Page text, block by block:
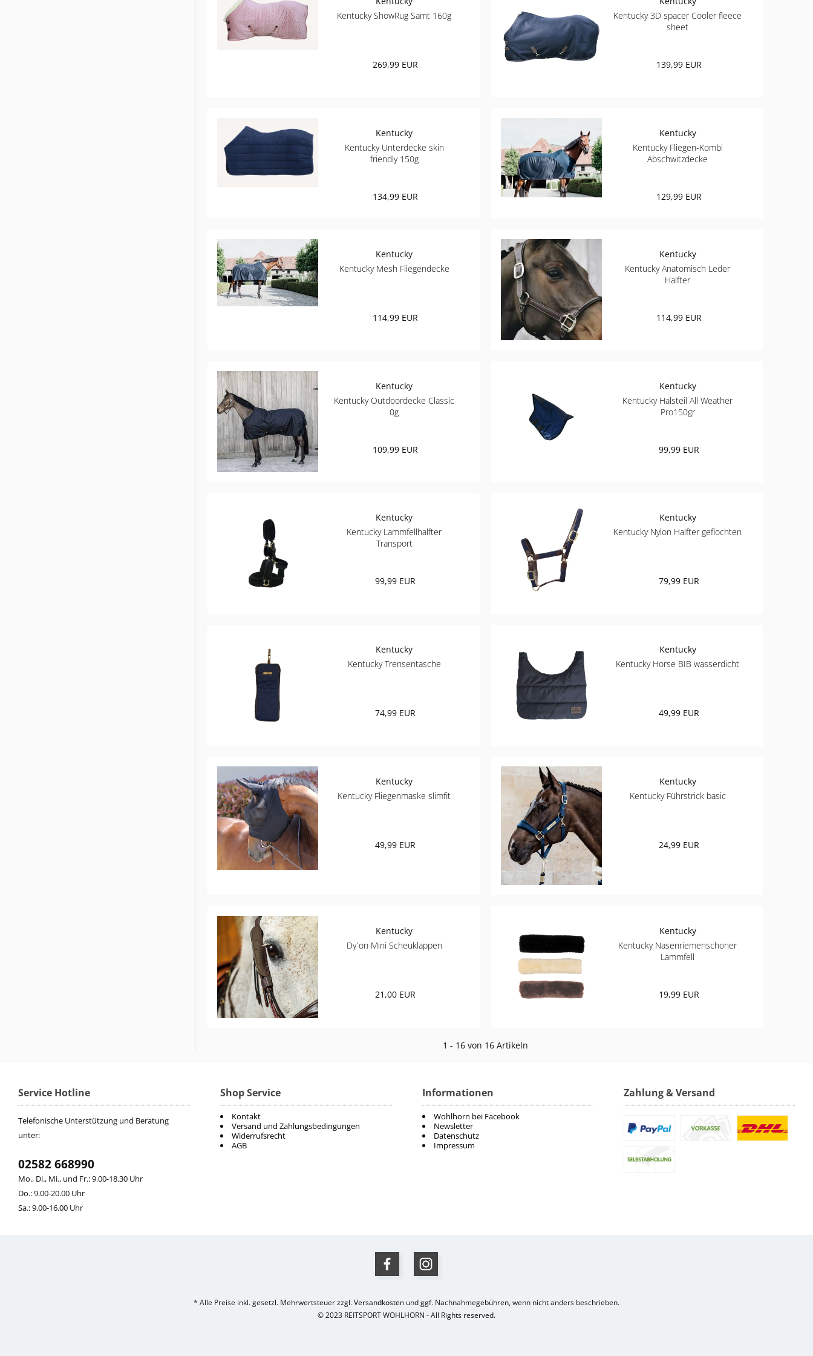
Kentucky ShowRug Samt 160g
269,99 EUR
Kentucky 3D spacer Cooler fleece
sheet
139,99 EUR
Kentucky
Kentucky Unterdecke skin
friendly 150g
134,99 EUR
Kentucky
Kentucky Fliegen-Kombi
Abschwitzdecke
129,99 EUR
Kentucky
Kentucky Mesh Fliegendecke
114,99 EUR
Kentucky
Kentucky Anatomisch Leder
Halfter
114,99 EUR
Kentucky
Kentucky Outdoordecke Classic
0g
109,99 EUR
Kentucky
Kentucky Halsteil All Weather
Pro150gr
99,99 EUR
Kentucky
Kentucky Lammfellhalfter
Transport
99,99 EUR
Kentucky
Kentucky Nylon Halfter geflochten
79,99 EUR
Kentucky
Kentucky Trensentasche
74,99 EUR
Kentucky
Kentucky Horse BIB wasserdicht
49,99 EUR
Kentucky
Kentucky Fliegenmaske slimfit
49,99 EUR
Kentucky
Kentucky Führstrick basic
24,99 EUR
Kentucky
Dy`on Mini Scheuklappen
21,00 EUR
Kentucky
Kentucky Nasenriemenschoner
Lammfell
19,99 EUR
1 - 16 von 16 Artikeln
Service Hotline
Telefonische Unterstützung und Beratung
unter:
02582 668990
Mo., Di., Mi., und Fr.: 9.00-18.30 Uhr
Do.: 9.00-20.00 Uhr
Sa.: 9.00-16.00 Uhr
Shop Service
Kontakt
Versand und Zahlungsbedingungen
Widerrufsrecht
AGB
Informationen
Wohlhorn bei Facebook
Newsletter
Datenschutz
Impressum
Zahlung & Versand
* Alle Preise inkl. gesetzl. Mehrwertsteuer zzgl.Versandkosten und ggf. Nachnahmegebühren, wenn nicht anders beschrieben.
© 2023 REITSPORT WOHLHORN - All Rights reserved.